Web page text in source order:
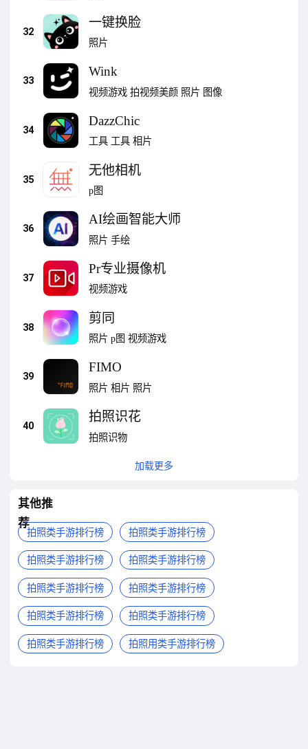
32
一键换脸
照片
33
Wink
视频游戏 拍视频美颜 照片 图像
34
DazzChic
工具 工具 相片
35
无他相机
p图
36
AI绘画智能大师
照片 手绘
37
Pr专业摄像机
视频游戏
38
剪同
照片 p图 视频游戏
39
FIMO
照片 相片 照片
40
拍照识花
拍照识物
加载更多
其他推
荐
拍照类手游排行榜 拍照类手游排行榜
拍照类手游排行榜 拍照类手游排行榜
拍照类手游排行榜 拍照类手游排行榜
拍照类手游排行榜 拍照类手游排行榜
拍照类手游排行榜 拍照用类手游排行榜